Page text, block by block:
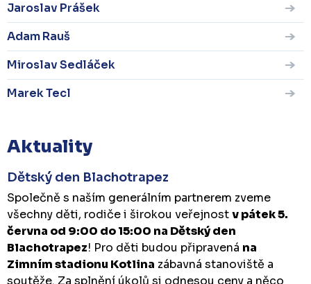
Jaroslav Prášek
Adam Rauš
Miroslav Sedláček
Marek Tecl
Aktuality
Dětský den Blachotrapez
Společně s naším generálním partnerem zveme
všechny děti, rodiče i širokou veřejnostv pátek 5.
června od 9:00 do 15:00 na Dětský den
Blachotrapez! Pro děti budou připravená na
Zimním stadionu Kotlina zábavná stanoviště a
soutěže. Za splnění úkolů si odnesou ceny a něco